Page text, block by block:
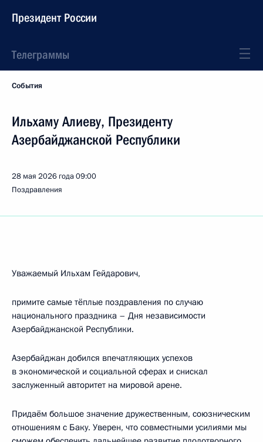
Президент России
Телеграммы
События
Ильхаму Алиеву, Президенту
Азербайджанской Республики
28 мая 2026 года09:00
Поздравления
Уважаемый Ильхам Гейдарович,
примите самые тёплые поздравления по случаю
национального праздника – Дня независимости
Азербайджанской Республики.
Азербайджан добился впечатляющих успехов
в экономической и социальной сферах и снискал
заслуженный авторитет на мировой арене.
Придаём большое значение дружественным, союзническим
отношениям с Баку. Уверен, что совместными усилиями мы